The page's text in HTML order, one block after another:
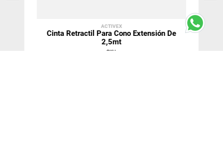
ACTIVEX
Cinta Retractil Para Cono Extensión De
2,5mt
SKU